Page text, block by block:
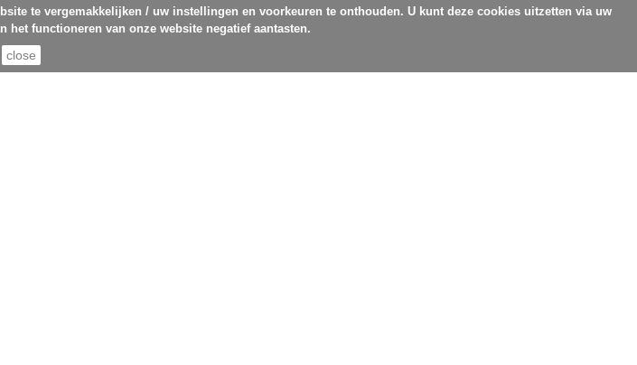
te vergemakkelijken / uw instellingen en voorkeuren te onthouden. U kunt deze cookies uitzetten via uw
het functioneren van onze website negatief aantasten.
close